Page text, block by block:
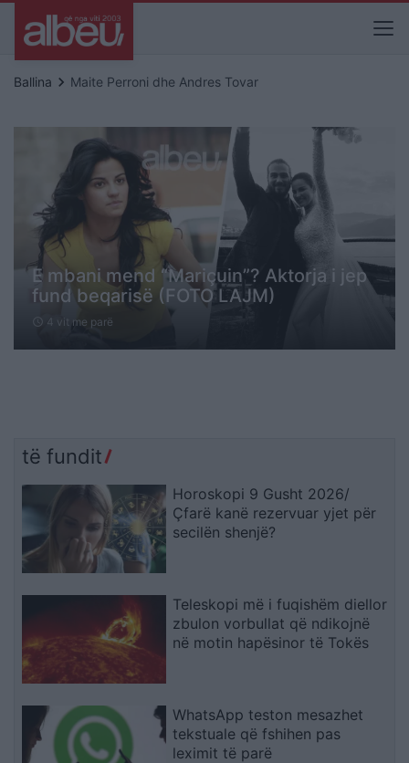
Ballina keyboard_arrow_right Maite Perroni dhe Andres Tovar
E mbani mend “Mariçuin”? Aktorja i jep
fund beqarisë (FOTO LAJM)
schedule 4 vit me parë
të fundit
Horoskopi 9 Gusht 2026/
Çfarë kanë rezervuar yjet për
secilën shenjë?
Teleskopi më i fuqishëm diellor
zbulon vorbullat që ndikojnë
në motin hapësinor të Tokës
WhatsApp teston mesazhet
tekstuale që fshihen pas
leximit të parë